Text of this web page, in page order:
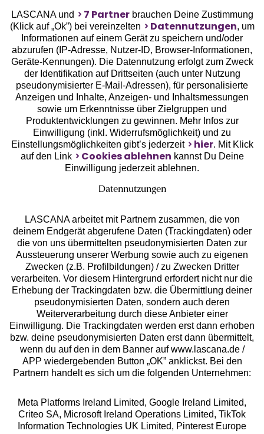
Geprüfte Sicherheit
Unsere Apps
Services
Beratung
Über uns
Rechtliches
Alle Preise inkl. MwSt., zzgl.
Versandkosten
LASCANA und 7 Partnerbrauchen Deine Zustimmung
(Klick auf „Ok”) bei vereinzelten
Datennutzungen, um
Informationen auf einem Gerät zu speichern und/oder
abzurufen (IP-Adresse, Nutzer-ID, Browser-Informationen,
Geräte-Kennungen). Die Datennutzung erfolgt zum Zweck
der Identifikation auf Drittseiten (auch unter Nutzung
pseudonymisierter E-Mail-Adressen), für personalisierte
Anzeigen und Inhalte, Anzeigen- und Inhaltsmessungen
sowie um Erkenntnisse über Zielgruppen und
Produktentwicklungen zu gewinnen. Mehr Infos zur
Einwilligung (inkl. Widerrufsmöglichkeit) und zu
Einstellungsmöglichkeiten gibt’s jederzeit
hier. Mit Klick
auf den Link
Cookies ablehnen kannst Du Deine
Einwilligung jederzeit ablehnen.
Datennutzungen
LASCANA arbeitet mit Partnern zusammen, die von
deinem Endgerät abgerufene Daten (Trackingdaten) oder
die von uns übermittelten pseudonymisierten Daten zur
Aussteuerung unserer Werbung sowie auch zu eigenen
Zwecken (z.B. Profilbildungen) / zu Zwecken Dritter
verarbeiten. Vor diesem Hintergrund erfordert nicht nur die
Erhebung der Trackingdaten bzw. die Übermittlung deiner
pseudonymisierten Daten, sondern auch deren
Weiterverarbeitung durch diese Anbieter einer
Einwilligung. Die Trackingdaten werden erst dann erhoben
bzw. deine pseudonymisierten Daten erst dann übermittelt,
wenn du auf den in dem Banner auf www.lascana.de /
APP wiedergebenden Button „OK” anklickst. Bei den
Partnern handelt es sich um die folgenden Unternehmen:
Meta Platforms Ireland Limited, Google Ireland Limited,
Criteo SA, Microsoft Ireland Operations Limited, TikTok
Information Technologies UK Limited, Pinterest Europe